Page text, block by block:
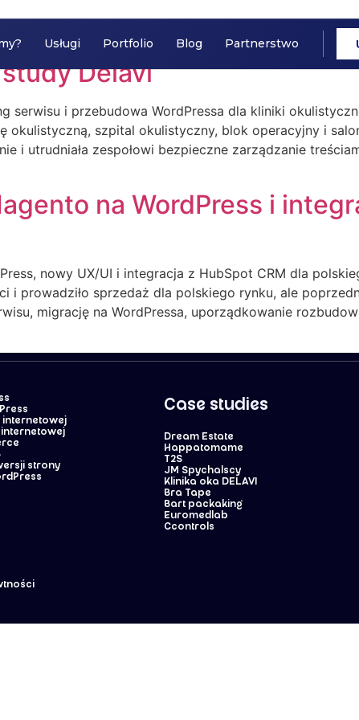
Usługi Portfolio Blog Partnerstwo
Delavi
serwisu i przebudowa WordPressa dla kliniki
okulistyczną, szpital okulistyczny, blok operacyjny i
i utrudniała zespołowi bezpieczne zarządzanie
na WordPress i
nowy UX/UI i integracja z HubSpot CRM dla
i prowadziło sprzedaż dla polskiego rynku, ale
migrację na WordPressa, uporządkowanie
internetowej
strony
Case studies
Dream Estate
Happatomame
T2S
JM Spychalscy
Klinika oka DELAVI
Bra Tape
Bart packaking
Euromedlab
Ccontrols